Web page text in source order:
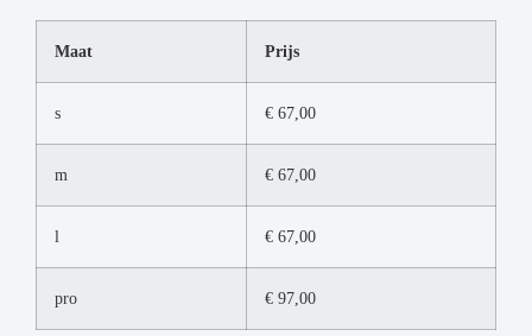
Maat Prijs
s € 67,00
m € 67,00
l € 67,00
pro € 97,00